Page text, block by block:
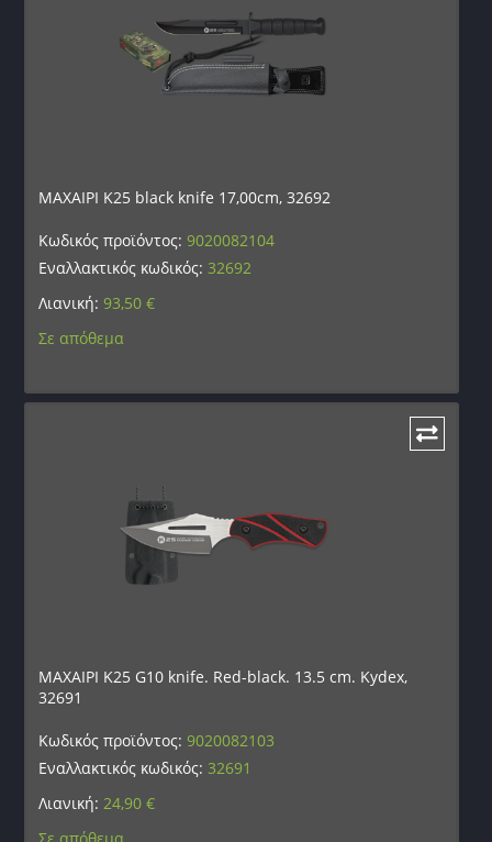
ΜΑΧΑΙΡΙ K25 black knife 17,00cm, 32692
Κωδικός προϊόντος:9020082104
Εναλλακτικός κωδικός: 32692
Λιανική:93,50€
Σε απόθεμα
ΜΑΧΑΙΡΙ K25 G10 knife. Red-black. 13.5 cm. Kydex,
32691
Κωδικός προϊόντος:9020082103
Εναλλακτικός κωδικός: 32691
Λιανική: 24,90€